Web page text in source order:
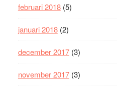
februari 2018(5)
januari 2018(2)
december 2017(3)
november 2017(3)